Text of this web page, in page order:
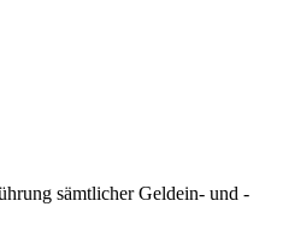
sämtlicher Geldein- und -